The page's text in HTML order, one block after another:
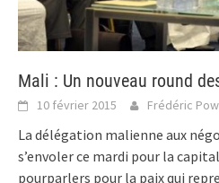
Mali : Un nouveau round
10 février 2015 Frédéric
La délégation malienne aux
s’envoler ce mardi pour la
pourparlers pour la paix qui